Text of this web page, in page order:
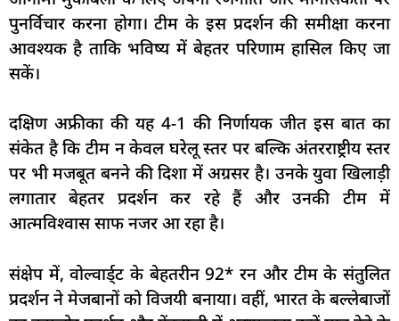
पुनर्विचार करना होगा। टीम के इस प्रदर्शन की समीक्षा करना
आवश्यक है ताकि भविष्य में बेहतर परिणाम हासिल किए जा
सकें।
दक्षिण अफ्रीका की यह 4-1 की निर्णायक जीत इस बात का
संकेत है कि टीम न केवल घरेलू स्तर पर बल्कि अंतरराष्ट्रीय स्तर
पर भी मजबूत बनने की दिशा में अग्रसर है। उनके युवा खिलाड़ी
लगातार बेहतर प्रदर्शन कर रहे हैं और उनकी टीम में
आत्मविश्वास साफ नजर आ रहा है।
संक्षेप में, वोल्वार्ड्ट के बेहतरीन 92* रन और टीम के संतुलित
प्रदर्शन ने मेजबानों को विजयी बनाया। वहीं, भारत के बल्लेबाजों